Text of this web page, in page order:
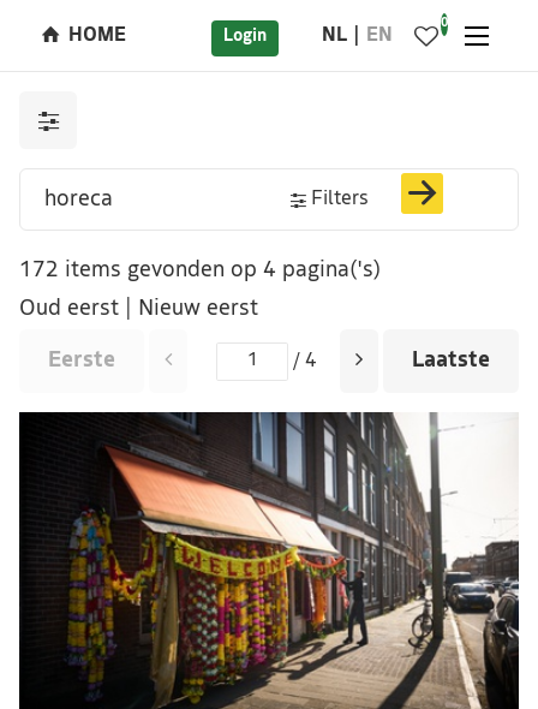
HOME Login NL EN
0
Filters
172 items gevonden op 4 pagina('s)
Oud eerst
Nieuw eerst
Eerste / 4 Laatste